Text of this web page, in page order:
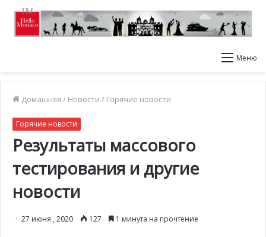
Меню
Домашняя / Новости / Горячие новости
Горячие новости
Результаты массового
тестирования и другие
новости
27 июня , 2020 127 1 минута на прочтение